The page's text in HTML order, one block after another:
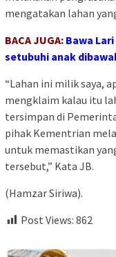
mengatakan lahan
BACA JUGA: Bawa
setubuhi anak
“Lahan ini milik saya,
mengklaim kalau itu
tersimpan di
pihak Kementrian
untuk memastikan
tersebut,” Kata JB.
(Hamzar Siriwa).
Post Views: 862